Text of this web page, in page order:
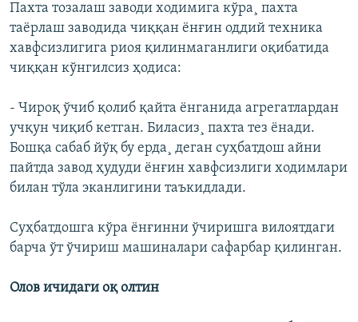
Пахта тозалаш заводи ходимига кўра¸ пахта
таëрлаш заводида чиққан ëнғин оддий техника
хавфсизлигига риоя қилинмаганлиги оқибатида
чиққан кўнгилсиз ҳодиса:
- Чироқ ўчиб қолиб қайта ëнганида агрегатлардан
учқун чиқиб кетган. Биласиз¸ пахта тез ëнади.
Бошқа сабаб йўқ бу ерда¸ деган суҳбатдош айни
пайтда завод ҳудуди ëнғин хавфсизлиги ходимлари
билан тўла эканлигини таъкидлади.
Суҳбатдошга кўра ëнғинни ўчиришга вилоятдаги
барча ўт ўчириш машиналари сафарбар қилинган.
Олов ичидаги оқ олтин